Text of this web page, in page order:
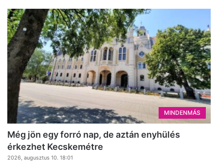
MINDENMÁS
Még jön egy forró nap, de aztán enyhülés
érkezhet Kecskemétre
2026, augusztus 10. 18:01